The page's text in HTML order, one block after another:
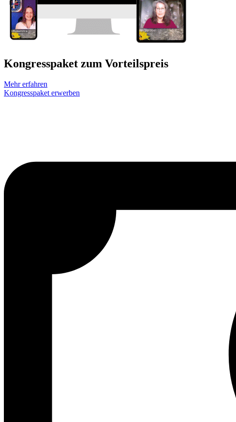
Kongresspaket zum Vorteilspreis
Mehr erfahren
Kongresspaket erwerben